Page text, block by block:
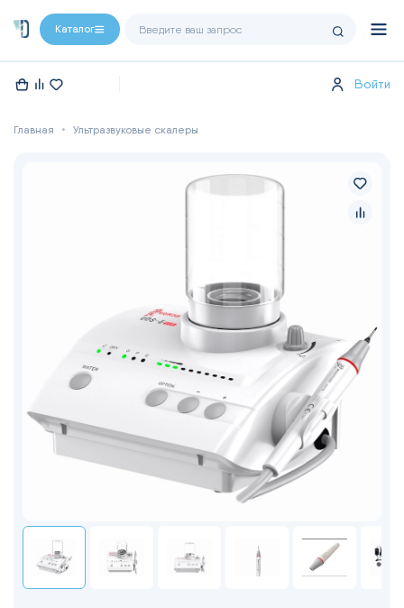
Каталог
Войти
Главная Ультразвуковые скалеры